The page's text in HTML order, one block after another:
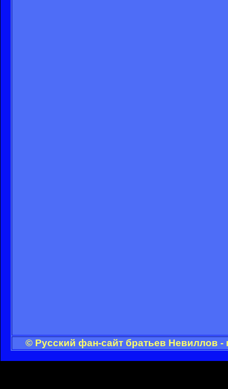
© Русский фан-сайт братьев Невиллов